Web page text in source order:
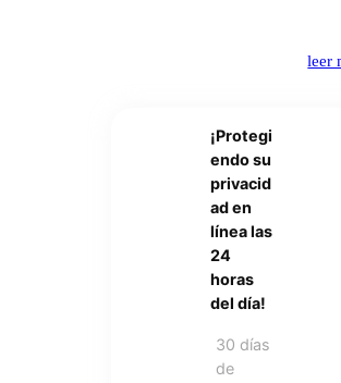
leer
¡Protegi
endo su
privacid
ad en
línea las
24
horas
del día!
30 días
de